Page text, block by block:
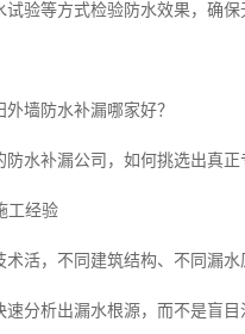
验等方式检验防水效果，确保
墙防水补漏哪家好？
防水补漏公司，如何挑选出真
工经验
术活，不同建筑结构、不同漏水
分析出漏水根源，而不是盲目